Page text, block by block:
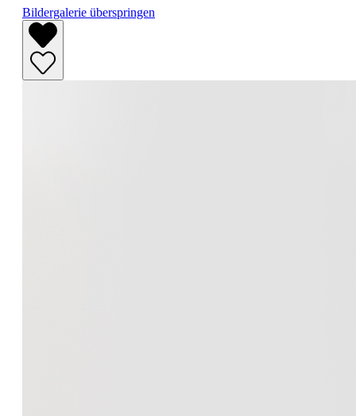
Bildergalerie überspringen